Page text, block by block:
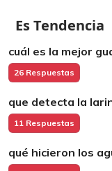
Es Tendencia
cuál es la mejor
26 Respuestas
que detecta la
11 Respuestas
qué hicieron los